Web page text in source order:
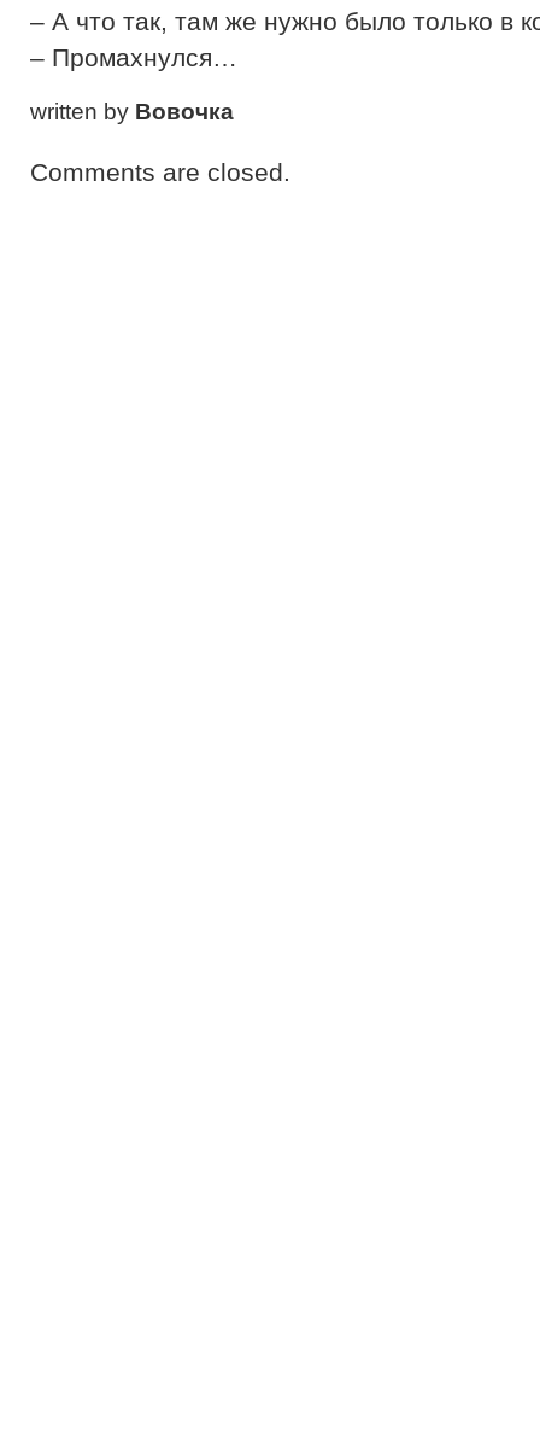
– А что так, там же нужно было только в
– Промахнулся…
written by Вовочка
Comments are closed.